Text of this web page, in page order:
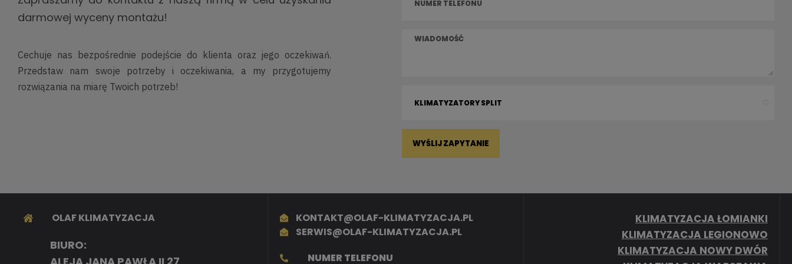
darmowej wyceny montażu!
Cechuje nas bezpośrednie podejście do klienta oraz jego oczekiwań.
Przedstaw nam swoje potrzeby i oczekiwania, a my przygotujemy
rozwiązania na miarę Twoich potrzeb!
WYŚLIJ ZAPYTANIE
OLAF KLIMATYZACJA
BIURO:
KONTAKT@OLAF-KLIMATYZACJA.PL
SERWIS@OLAF-KLIMATYZACJA.PL
NUMER TELEFONU
KLIMATYZACJA ŁOMIANKI
KLIMATYZACJA LEGIONOWO
KLIMATYZACJA NOWY DWÓR